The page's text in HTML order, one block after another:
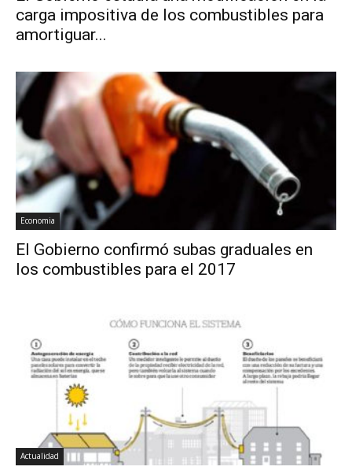
carga impositiva de los combustibles para
amortiguar...
Economia
El Gobierno confirmó subas graduales en
los combustibles para el 2017
Actualidad